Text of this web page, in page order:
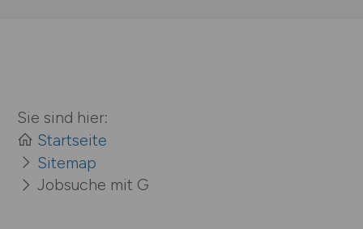
Sie sind hier:
Startseite
Sitemap
Jobsuche mit G